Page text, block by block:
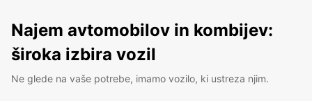
Najem avtomobilov in kombijev:
široka izbira vozil
Ne glede na vaše potrebe, imamo vozilo, ki ustreza njim.